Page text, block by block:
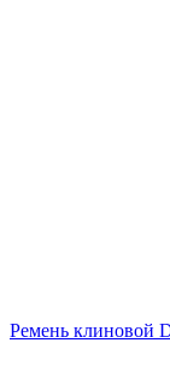
Ремень клиновой